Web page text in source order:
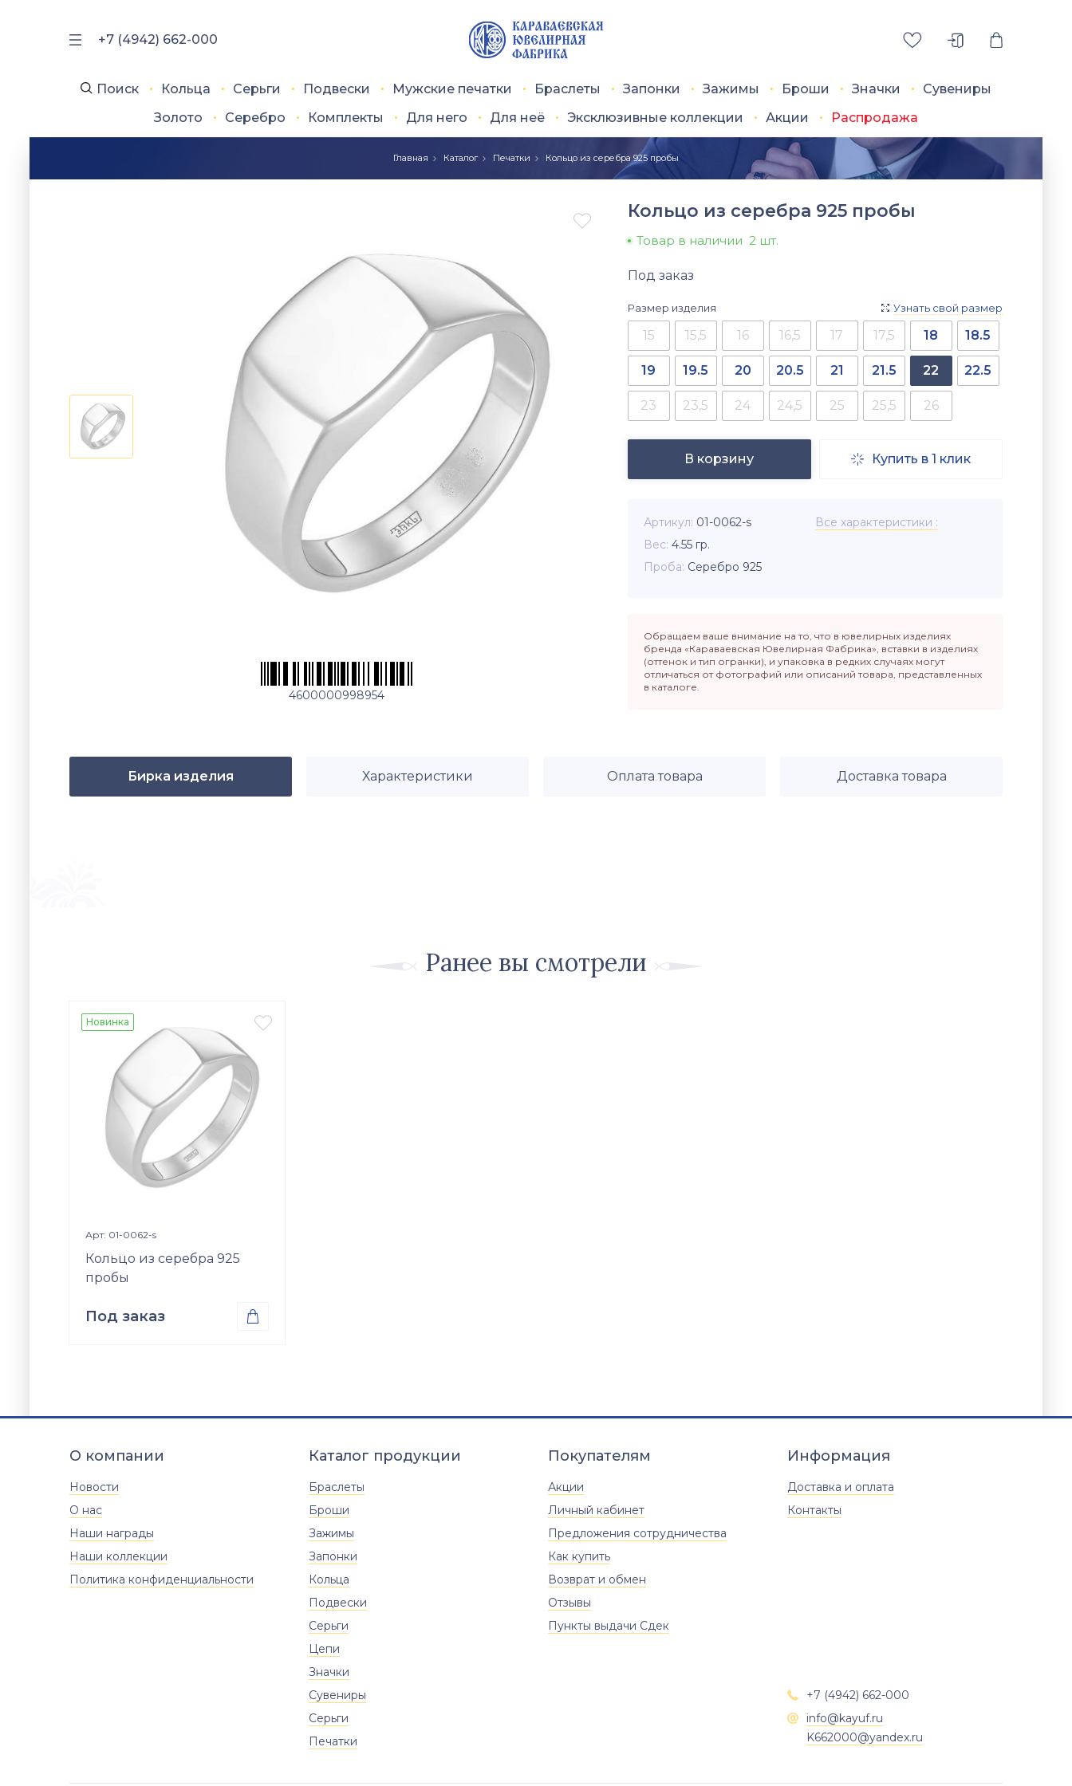
+7 (4942) 662-000
Поиск Кольца Серьги Подвески Мужские печатки Браслеты Запонки Зажимы Броши Значки
Сувениры
Золото
Серебро Комплекты Для него Для неё Эксклюзивные коллекции Акции Распродажа
Главная Каталог Печатки Кольцо из серебра 925 пробы

4600000998954
Кольцо из серебра 925 пробы
Товар в наличии 2 шт.
Под заказ
Размер изделия  Узнать свой размер
15 15,5 16 16,5 17 17,5 18 18.5
19 19.5 20 20.5 21 21.5 22 22.5
23 23,5 24 24,5 25 25,5 26
В корзину  Купить в 1 клик
Артикул 01-0062-s
Вес 4.55гр.
Проба Серебро 925
Все характеристики
Обращаем ваше внимание на то, что в ювелирных изделиях
бренда «Караваевская Ювелирная Фабрика», вставки в изделиях
(оттенок и тип огранки), и упаковка в редких случаях могут
отличаться от фотографий или описаний товара, представленных
в каталоге.
Бирка изделия Характеристики Оплата товара Доставка товара
Ранее вы смотрели
Новинка 
Арт: 01-0062-s
Кольцо из серебра 925
пробы
Под заказ 
Вставки
18 18.5
20.5
О компании
Новости
О нас
Наши награды
Наши коллекции
Политика конфиденциальности
Каталог продукции
Браслеты
Броши
Зажимы
Запонки
Кольца
Подвески
Серьги
Цепи
Значки
Сувениры
Серьги
Печатки
Покупателям
Акции
Личный кабинет
Предложения сотрудничества
Как купить
Возврат и обмен
Отзывы
Пункты выдачи Сдек
Информация
Доставка и оплата
Контакты
 +7 (4942) 662-000

info@kayuf.ru
K662000@yandex.ru